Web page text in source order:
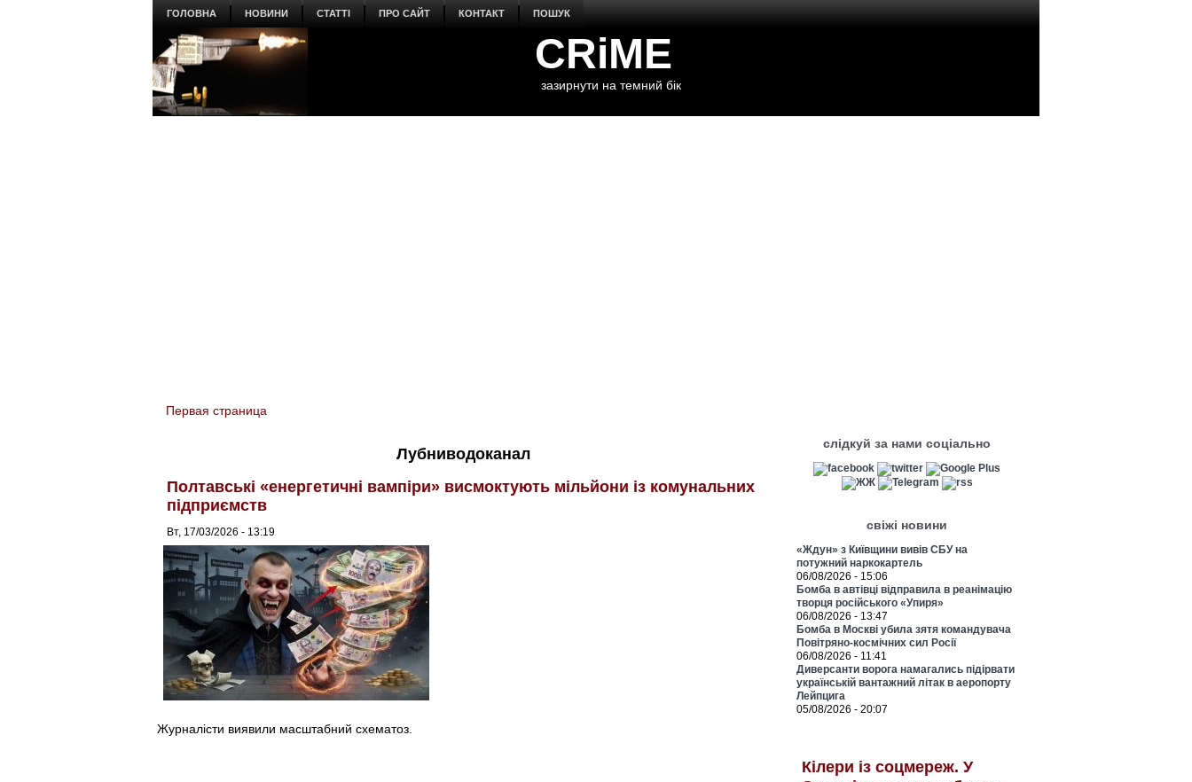
ГОЛОВНА НОВИНИ СТАТТІ ПРО САЙТ КОНТАКТ ПОШУК
CRiME
зазирнути на темний бік
You are here
Первая страница
Лубниводоканал
Полтавські «енергетичні вампіри» висмоктують мільйони із комунальних
підприємств
Вт, 17/03/2026 - 13:19
Журналісти виявили масштабний схематоз.
слідкуй за нами соціально
свіжі новини
«Ждун» з Київщини вивів СБУ на
потужний наркокартель
06/08/2026 - 15:06
Бомба в автівці відправила в реанімацію
творця російського «Упиря»
06/08/2026 - 13:47
Бомба в Москві убила зятя командувача
Повітряно-космічних сил Росії
06/08/2026 - 11:41
Диверсанти ворога намагались підірвати
українській вантажний літак в аеропорту
Лейпцига
05/08/2026 - 20:07
Кілери із соцмереж. У